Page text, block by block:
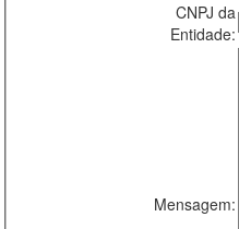
CNPJ da
Entidade:
Mensagem: